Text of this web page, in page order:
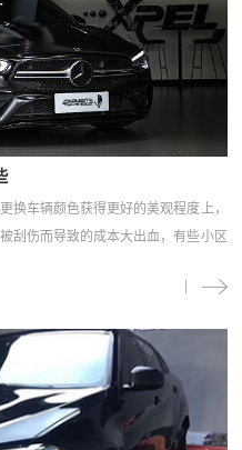
换车辆颜色获得更好的美观程度上，
刮伤而导致的成本大出血，有些小区